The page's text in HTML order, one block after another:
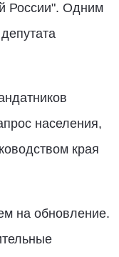
России". Одним
населения,
края
на обновление.